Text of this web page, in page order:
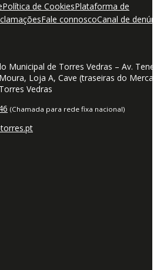
Política de CookiesPlataforma de
Fale connoscoCanal de
Municipal de Torres Vedras – Av.
Loja A, Cave (traseiras do
Vedras
(Chamada para rede fixa nacional)